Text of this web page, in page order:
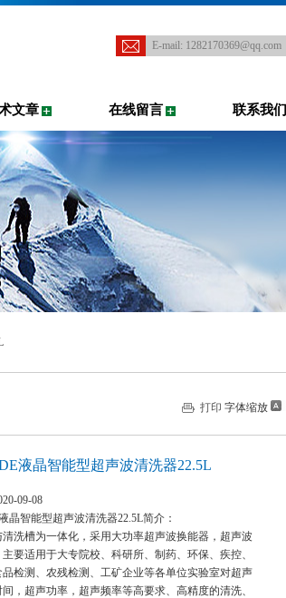
E-mail: 1282170369@qq.com
文章 在线留言 联系我们
打印 字体缩放
液晶智能型超声波清洗器22.5L
09-08
晶智能型超声波清洗器22.5L简介：
洗槽为一体化，采用大功率超声波换能器，超声波
要适用于大专院校、科研所、制药、环保、疾控、
检测、农残检测、工矿企业等各单位实验室对超声
，超声功率，超声频率等高要求、高精度的清洗、